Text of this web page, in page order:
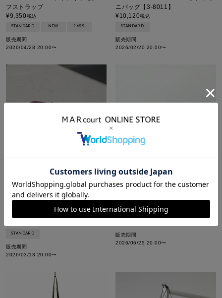
フストラップ
¥9,350税込
STANDARD NEW 26SS
販売期間
2026/04/28 20:00〜
ニバッグ【3-8011】
¥10,120税込
STANDARD
販売期間
2026/02/20 20:00〜
GUANABANA handmade ベルト
STANDARD
販売期間
2026/03/13 20:00〜
CHAMULA ストローハット
¥17,600
販売期間
2026/06/25 20:00〜